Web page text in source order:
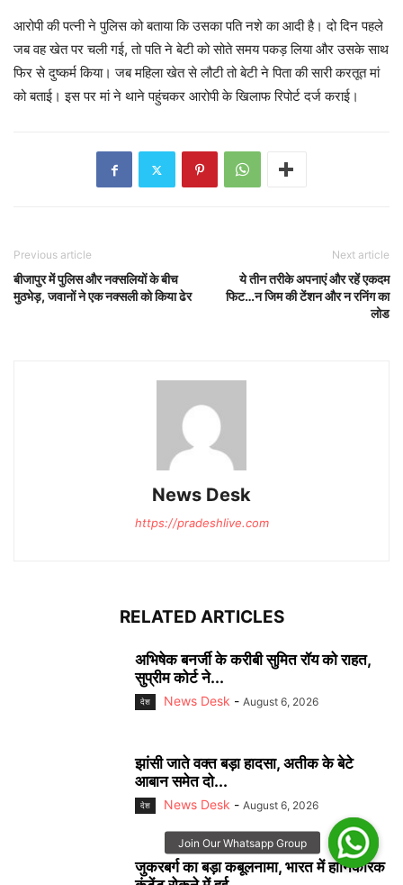
आरोपी की पत्नी ने पुलिस को बताया कि उसका पति नशे का आदी है। दो दिन पहले
जब वह खेत पर चली गई, तो पति ने बेटी को सोते समय पकड़ लिया और उसके साथ
फिर से दुष्कर्म किया। जब महिला खेत से लौटी तो बेटी ने पिता की सारी करतूत मां
को बताई। इस पर मां ने थाने पहुंचकर आरोपी के खिलाफ रिपोर्ट दर्ज कराई।
Previous article
बीजापुर में पुलिस और नक्‍सलियों के बीच
मुठभेड़, जवानों ने एक नक्सली को किया ढेर
Next article
ये तीन तरीके अपनाएं और रहें एकदम
फिट…न जिम की टेंशन और न रनिंग का
लोड
News Desk
https://pradeshlive.com
RELATED ARTICLES
अभिषेक बनर्जी के करीबी सुमित रॉय को राहत,
सुप्रीम कोर्ट ने...
देश News Desk - August 6, 2026
झांसी जाते वक्त बड़ा हादसा, अतीक के बेटे
आबान समेत दो...
देश News Desk - August 6, 2026
जुकरबर्ग का बड़ा कबूलनामा, भारत में हानिकारक